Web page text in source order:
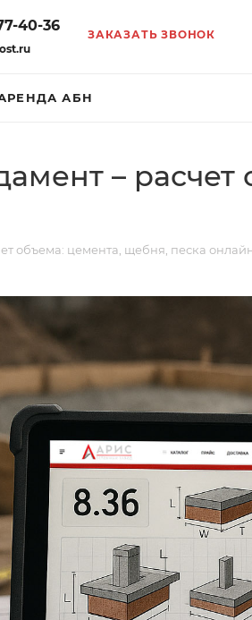
40-36
ЗАКАЗАТЬ ЗВОНОК
АБН
–
объема: цемента, щебня, песка